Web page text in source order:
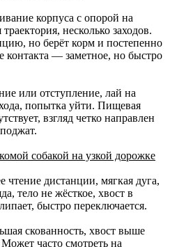
корпуса с опорой на
несколько заходов.
но берёт корм и постепенно
контакта — заметное, но быстро
или отступление, лай на
попытка уйти. Пищевая
взгляд четко направлен
собакой на узкой дорожке
чтение дистанции, мягкая дуга,
тело не жёсткое, хвост в
быстро переключается.
скованность, хвост выше
часто смотреть на